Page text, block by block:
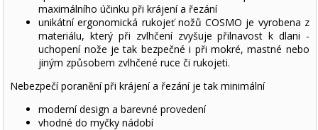
maximálního účinku při krájení a řezání
unikátní ergonomická rukojeť nožů COSMO je vyrobena z
materiálu, který při zvlhčení zvyšuje přilnavost k dlani -
uchopení nože je tak bezpečné i při mokré, mastné nebo
jiným způsobem zvlhčené ruce či rukojeti.
Nebezpečí poranění při krájení a řezání je tak minimální
moderní design a barevné provedení
vhodné do myčky nádobí